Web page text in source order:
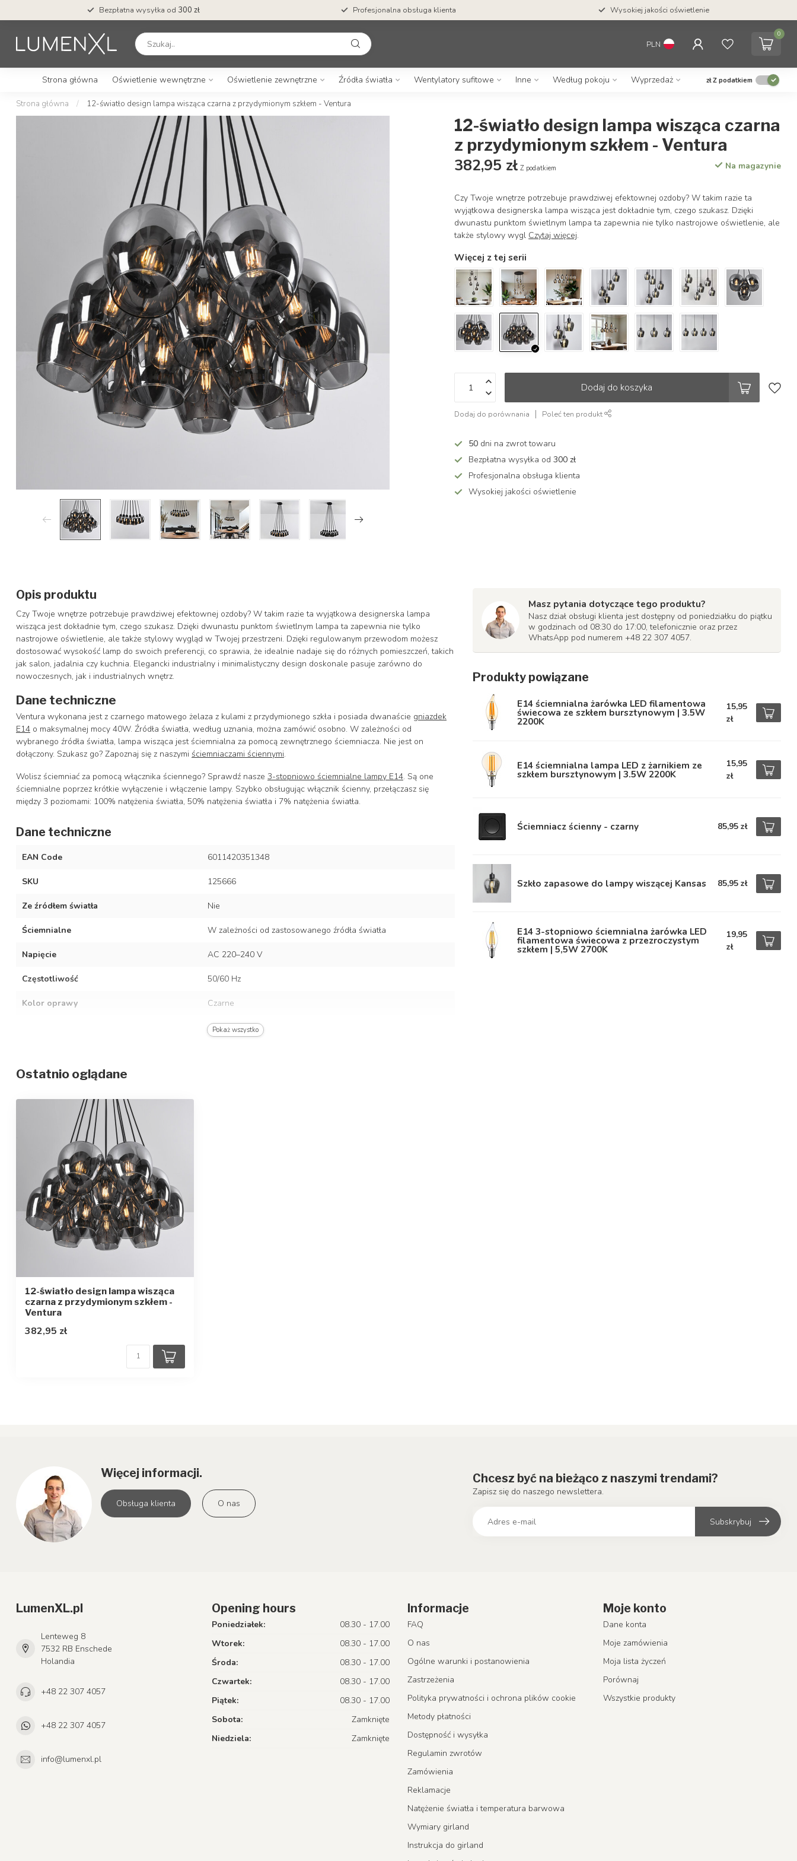
Bezpłatna wysyłka od 300 zł Profesjonalna obsługa klienta Wysokiej jakości oświetlenie
PLN
0
Strona główna Oświetlenie wewnętrzne Oświetlenie zewnętrzne Źródła światła Wentylatory sufitowe Inne Według pokoju Wyprzedaż złZ podatkiem
Strona główna / 12-światło design lampa wisząca czarna z przydymionym szkłem - Ventura
12-światło design lampa wisząca czarna
z przydymionym szkłem - Ventura
382,95 zł Z podatkiem Na magazynie
Czy Twoje wnętrze potrzebuje prawdziwej efektownej ozdoby? W takim razie ta
wyjątkowa designerska lampa wisząca jest dokładnie tym, czego szukasz. Dzięki
dwunastu punktom świetlnym lampa ta zapewnia nie tylko nastrojowe oświetlenie, ale
także stylowy wygl Czytaj więcej.
Więcej z tej serii
Dodaj do koszyka
Dodaj do porównania Poleć ten produkt
50 dni na zwrot towaru
Bezpłatna wysyłka od300 zł
Profesjonalna obsługa klienta
Wysokiej jakości oświetlenie
Opis produktu
Czy Twoje wnętrze potrzebuje prawdziwej efektownej ozdoby? W takim razie ta wyjątkowa designerska lampa
wisząca jest dokładnie tym, czego szukasz. Dzięki dwunastu punktom świetlnym lampa ta zapewnia nie tylko
nastrojowe oświetlenie, ale także stylowy wygląd w Twojej przestrzeni. Dzięki regulowanym przewodom możesz
dostosować wysokość lamp do swoich preferencji, co sprawia, że idealnie nadaje się do różnych pomieszczeń, takich
jak salon, jadalnia czy kuchnia. Elegancki industrialny i minimalistyczny design doskonale pasuje zarówno do
nowoczesnych, jak i industrialnych wnętrz.
Dane techniczne
Ventura wykonana jest z czarnego matowego żelaza z kulami z przydymionego szkła i posiada dwanaście gniazdek
E14 o maksymalnej mocy 40W. Źródła światła, według uznania, można zamówić osobno. W zależności od
wybranego źródła światła, lampa wisząca jest ściemnialna za pomocą zewnętrznego ściemniacza. Nie jest on
dołączony. Szukasz go? Zapoznaj się z naszymi ściemniaczami ściennymi.
Wolisz ściemniać za pomocą włącznika ściennego? Sprawdź nasze 3-stopniowo ściemnialne lampy E14. Są one
ściemnialne poprzez krótkie wyłączenie i włączenie lampy. Szybko obsługując włącznik ścienny, przełączasz się
między 3 poziomami: 100% natężenia światła, 50% natężenia światła i 7% natężenia światła.
Dane techniczne
EAN Code 6011420351348
SKU 125666
Ze źródłem światła Nie
Ściemnialne W zależności od zastosowanego źródła światła
Napięcie AC 220–240 V
Częstotliwość 50/60 Hz
Kolor oprawy Czarne
Stal nierdzewna i poliwęglan
Klasa ochrony
Pokaż wszystko
Masz pytania dotyczące tego produktu?
Nasz dział obsługi klienta jest dostępny od poniedziałku do piątku
w godzinach od 08:30 do 17:00, telefonicznie oraz przez
WhatsApp pod numerem +48 22 307 4057.
Produkty powiązane
E14 ściemnialna żarówka LED filamentowa
świecowa ze szkłem bursztynowym | 3.5W
2200K
15,95
zł
E14 ściemnialna lampa LED z żarnikiem ze
szkłem bursztynowym | 3.5W 2200K
15,95
zł
Ściemniacz ścienny - czarny 85,95 zł
Szkło zapasowe do lampy wiszącej Kansas 85,95 zł
E14 3-stopniowo ściemnialna żarówka LED
filamentowa świecowa z przezroczystym
szkłem | 5,5W 2700K
19,95
zł
Ostatnio oglądane
12-światło design lampa wisząca
czarna z przydymionym szkłem -
Ventura
382,95 zł
Więcej informacji.
Obsługa klienta O nas
Chcesz być na bieżąco z naszymi trendami?
Zapisz się do naszego newslettera.
Subskrybuj
LumenXL.pl
Lenteweg 8
7532 RB Enschede
Holandia
+48 22 307 4057
+48 22 307 4057
info@lumenxl.pl
Opening hours
Poniedziałek:
08.30 - 17.00
Wtorek:
08.30 - 17.00
Środa:
08.30 - 17.00
Czwartek:
08.30 - 17.00
Piątek:
08.30 - 17.00
Sobota:
Zamknięte
Niedziela:
Zamknięte
Informacje
FAQ
O nas
Ogólne warunki i postanowienia
Zastrzeżenia
Polityka prywatności i ochrona plików cookie
Metody płatności
Dostępność i wysyłka
Regulamin zwrotów
Zamówienia
Reklamacje
Natężenie światła i temperatura barwowa
Wymiary girland
Instrukcja do girland
Moje konto
Dane konta
Moje zamówienia
Moja lista życzeń
Porównaj
Wszystkie produkty